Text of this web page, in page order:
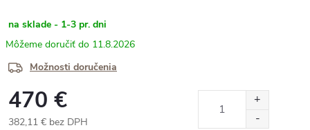
na sklade - 1-3 pr. dni
11.8.2026
Možnosti doručenia
470 €
382,11 € bez DPH